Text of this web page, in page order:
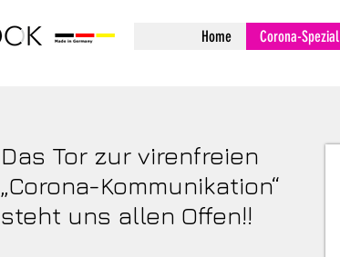
Home Corona-Spezial
Das Tor zur virenfreien
„Corona-Kommunikation“
steht uns allen Offen!!